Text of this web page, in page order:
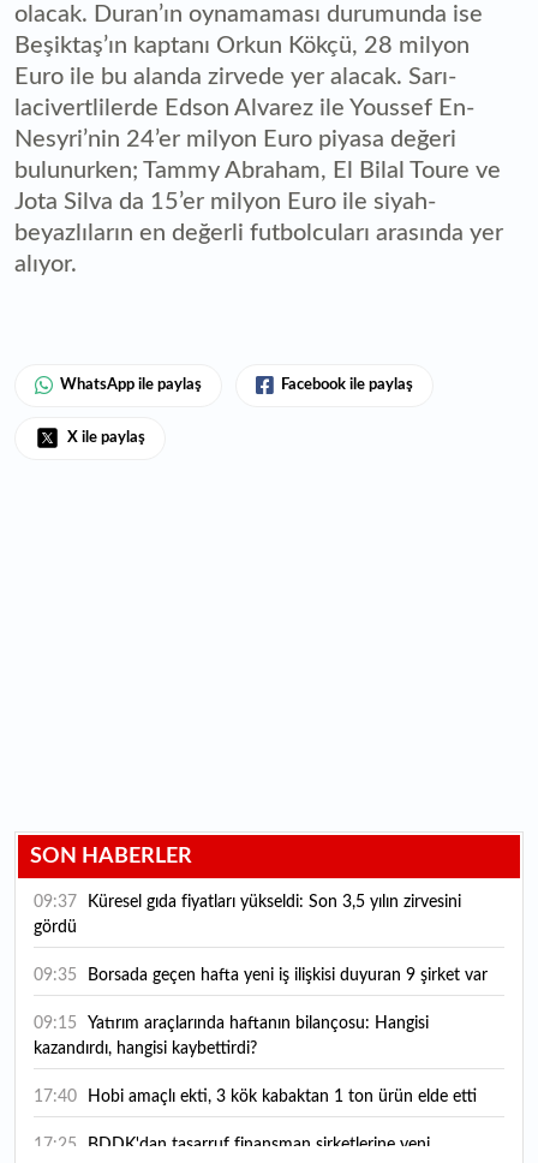
olacak. Duran’ın oynamaması durumunda ise
Beşiktaş’ın kaptanı Orkun Kökçü, 28 milyon
Euro ile bu alanda zirvede yer alacak. Sarı-
lacivertlilerde Edson Alvarez ile Youssef En-
Nesyri’nin 24’er milyon Euro piyasa değeri
bulunurken; Tammy Abraham, El Bilal Toure ve
Jota Silva da 15’er milyon Euro ile siyah-
beyazlıların en değerli futbolcuları arasında yer
alıyor.
WhatsApp ile paylaş Facebook ile paylaş
X ile paylaş
SON HABERLER
09:37
gördü
09:35 Borsada geçen hafta yeni iş ilişkisi duyuran 9 şirket var
09:15
kazandırdı, hangisi kaybettirdi?
17:40 Hobi amaçlı ekti, 3 kök kabaktan 1 ton ürün elde etti
17:25